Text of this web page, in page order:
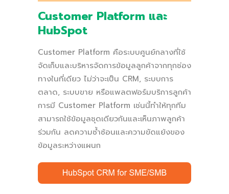
Customer Platform และ
HubSpot
Customer Platform คือระบบศูนย์กลางที่ใช้
จัดเก็บและบริหารจัดการข้อมูลลูกค้าจากทุกช่อง
ทางในที่เดียว ไม่ว่าจะเป็น CRM, ระบบการ
ตลาด, ระบบขาย หรือแพลตฟอร์มบริการลูกค้า
การมี Customer Platform เช่นนี้ทำให้ทุกทีม
สามารถใช้ข้อมูลชุดเดียวกันและเห็นภาพลูกค้า
ร่วมกัน ลดความซ้ำซ้อนและความขัดแย้งของ
ข้อมูลระหว่างแผนก